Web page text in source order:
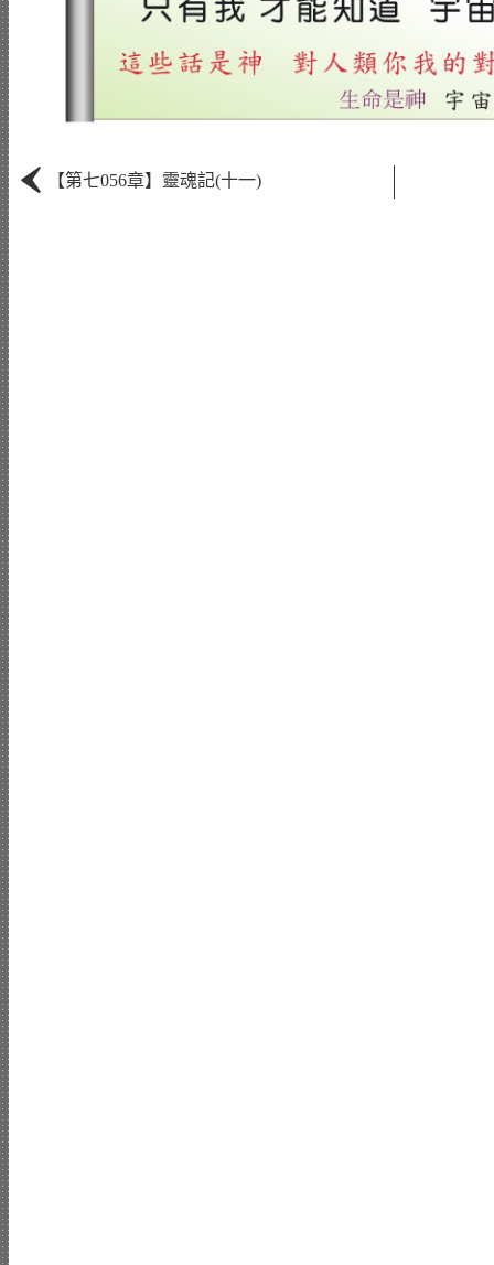
‹ 【第七056章】靈魂記(十一)